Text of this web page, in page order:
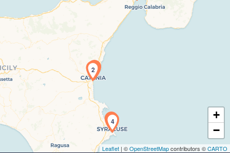
Caricamento della carta in corso...
1
2
3
4
+
−
Leaflet | ©OpenStreetMapcontributors ©CARTO